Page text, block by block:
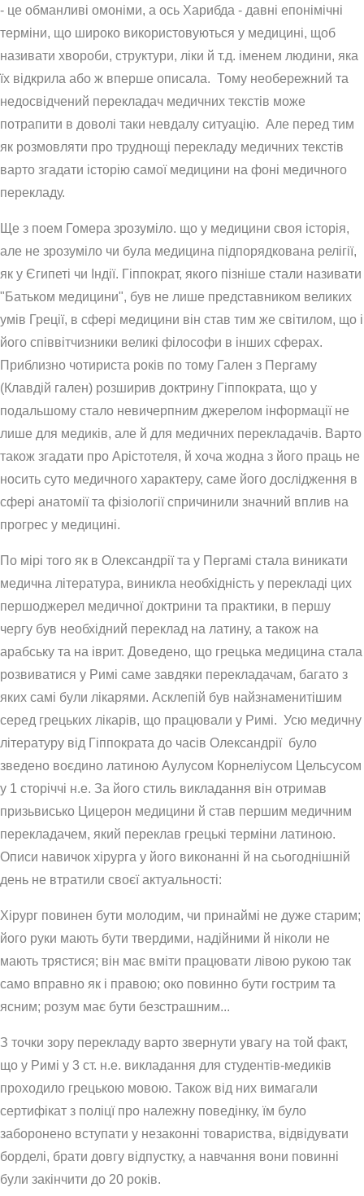
- це обманливі омоніми, а ось Харибда - давні епонімічні
терміни, що широко використовуються у медицині, щоб
називати хвороби, структури, ліки й т.д. іменем людини, яка
їх відкрила або ж вперше описала. Тому необережний та
недосвідчений перекладач медичних текстів може
потрапити в доволі таки невдалу ситуацію. Але перед тим
як розмовляти про труднощі перекладу медичних текстів
варто згадати історію самої медицини на фоні медичного
перекладу.
Ще з поем Гомера зрозуміло. що у медицини своя історія,
але не зрозуміло чи була медицина підпорядкована релігії,
як у Єгипеті чи Індії. Гіппократ, якого пізніше стали називати
"Батьком медицини", був не лише представником великих
умів Греції, в сфері медицини він став тим же світилом, що і
його співвітчизники великі філософи в інших сферах.
Приблизно чотириста років по тому Гален з Пергаму
(Клавдій гален) розширив доктрину Гіппократа, що у
подальшому стало невичерпним джерелом інформації не
лише для медиків, але й для медичних перекладачів. Варто
також згадати про Арістотеля, й хоча жодна з його праць не
носить суто медичного характеру, саме його дослідження в
сфері анатомії та фізіології спричинили значний вплив на
прогрес у медицині.
По мірі того як в Олександрії та у Пергамі стала виникати
медична література, виникла необхідність у перекладі цих
першоджерел медичної доктрини та практики, в першу
чергу був необхідний переклад на латину, а також на
арабську та на іврит. Доведено, що грецька медицина стала
розвиватися у Римі саме завдяки перекладачам, багато з
яких самі були лікарями. Асклепій був найзнаменитішим
серед грецьких лікарів, що працювали у Римі. Усю медичну
літературу від Гіппократа до часів Олександрії було
зведено воєдино латиною Аулусом Корнеліусом Цельсусом
у 1 сторіччі н.е. За його стиль викладання він отримав
призьвисько Цицерон медицини й став першим медичним
перекладачем, який переклав грецькі терміни латиною.
Описи навичок хірурга у його виконанні й на сьогоднішній
день не втратили своєї актуальності:
Хірург повинен бути молодим, чи принаймі не дуже старим;
його руки мають бути твердими, надійними й ніколи не
мають трястися; він має вміти працювати лівою рукою так
само вправно як і правою; око повинно бути гострим та
ясним; розум має бути безстрашним...
З точки зору перекладу варто звернути увагу на той факт,
що у Римі у 3 ст. н.е. викладання для студентів-медиків
проходило грецькою мовою. Також від них вимагали
сертифікат з поліцї про належну поведінку, їм було
заборонено вступати у незаконні товариства, відвідувати
борделі, брати довгу відпустку, а навчання вони повинні
були закінчити до 20 років.